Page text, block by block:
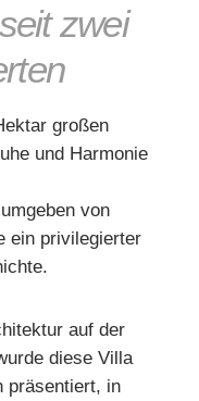
seit zwei
großen
und Harmonie
von
ein privilegierter
auf der
diese Villa
präsentiert, in